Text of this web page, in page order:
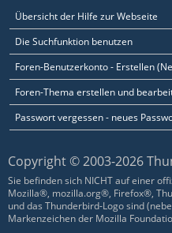
Übersicht der Hilfe zur Webseite
Die Suchfunktion benutzen
Foren-Benutzerkonto - Erstellen
Foren-Thema erstellen und
Passwort vergessen - neues
Copyright © 2003-2026
Sie befinden sich NICHT auf einer
Mozilla®, mozilla.org®, Firefox®,
und das Thunderbird-Logo sind
Markenzeichen der Mozilla